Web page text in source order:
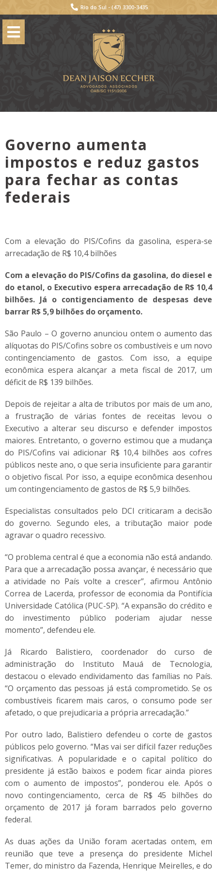
Rio do Sul - (47) 3300-3435
Governo aumenta
impostos e reduz gastos
para fechar as contas
federais
Com a elevação do PIS/Cofins da gasolina, espera-se
arrecadação de R$ 10,4 bilhões
Com a elevação do PIS/Cofins da gasolina, do diesel e
do etanol, o Executivo espera arrecadação de R$ 10,4
bilhões. Já o contigenciamento de despesas deve
barrar R$ 5,9 bilhões do orçamento.
São Paulo – O governo anunciou ontem o aumento das
alíquotas do PIS/Cofins sobre os combustíveis e um novo
contingenciamento de gastos. Com isso, a equipe
econômica espera alcançar a meta fiscal de 2017, um
déficit de R$ 139 bilhões.
Depois de rejeitar a alta de tributos por mais de um ano,
a frustração de várias fontes de receitas levou o
Executivo a alterar seu discurso e defender impostos
maiores. Entretanto, o governo estimou que a mudança
do PIS/Cofins vai adicionar R$ 10,4 bilhões aos cofres
públicos neste ano, o que seria insuficiente para garantir
o objetivo fiscal. Por isso, a equipe econômica desenhou
um contingenciamento de gastos de R$ 5,9 bilhões.
Especialistas consultados pelo DCI criticaram a decisão
do governo. Segundo eles, a tributação maior pode
agravar o quadro recessivo.
“O problema central é que a economia não está andando.
Para que a arrecadação possa avançar, é necessário que
a atividade no País volte a crescer”, afirmou Antônio
Correa de Lacerda, professor de economia da Pontifícia
Universidade Católica (PUC-SP). “A expansão do crédito e
do investimento público poderiam ajudar nesse
momento”, defendeu ele.
Já Ricardo Balistiero, coordenador do curso de
administração do Instituto Mauá de Tecnologia,
destacou o elevado endividamento das famílias no País.
“O orçamento das pessoas já está comprometido. Se os
combustíveis ficarem mais caros, o consumo pode ser
afetado, o que prejudicaria a própria arrecadação.”
Por outro lado, Balistiero defendeu o corte de gastos
públicos pelo governo. “Mas vai ser difícil fazer reduções
significativas. A popularidade e o capital político do
presidente já estão baixos e podem ficar ainda piores
com o aumento de impostos”, ponderou ele. Após o
novo contingenciamento, cerca de R$ 45 bilhões do
orçamento de 2017 já foram barrados pelo governo
federal.
As duas ações da União foram acertadas ontem, em
reunião que teve a presença do presidente Michel
Temer, do ministro da Fazenda, Henrique Meirelles, e do